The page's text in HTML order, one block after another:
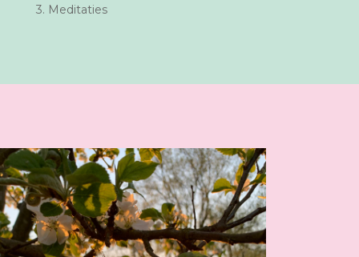
3. Meditaties